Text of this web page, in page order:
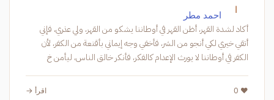
ا احمد مطر
أكاد لشدة القهر، أظن القهر في أوطاننا يشكو من القهر، ولي عذري، فإني
أتقي خيري لكي أنجو من الشر، فأخفي وجه إيماني بأقنعة من الكفر، لأن
الكفر في أوطاننا لا يورث الإعدام كالفكر، فأنكر خالق الناس، ليأمن خ
❤️ 0 اقرأ →